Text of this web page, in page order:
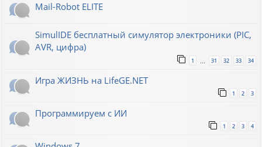
Mail-Robot ELITE
SimulIDE бесплатный симулятор электроники (PIC,
AVR, цифра)
1 31 32 33 34
Игра ЖИЗНЬ на LifeGE.NET
1 2 3
Программируем с ИИ
1 2 3 4